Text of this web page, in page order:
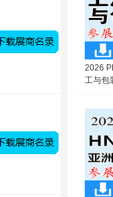
2026
工与包